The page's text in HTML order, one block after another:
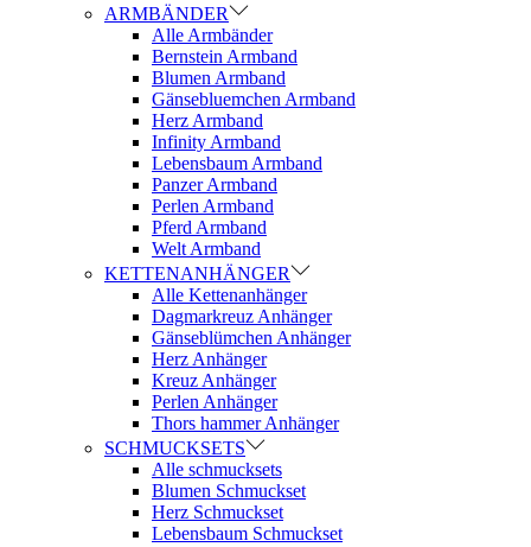
ARMBÄNDER
Alle Armbänder
Bernstein Armband
Blumen Armband
Gänsebluemchen Armband
Herz Armband
Infinity Armband
Lebensbaum Armband
Panzer Armband
Perlen Armband
Pferd Armband
Welt Armband
KETTENANHÄNGER
Alle Kettenanhänger
Dagmarkreuz Anhänger
Gänseblümchen Anhänger
Herz Anhänger
Kreuz Anhänger
Perlen Anhänger
Thors hammer Anhänger
SCHMUCKSETS
Alle schmucksets
Blumen Schmuckset
Herz Schmuckset
Lebensbaum Schmuckset